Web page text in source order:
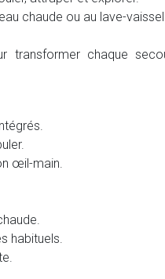
chaude ou au lave-
transformer chaque
œil-main.
habituels.